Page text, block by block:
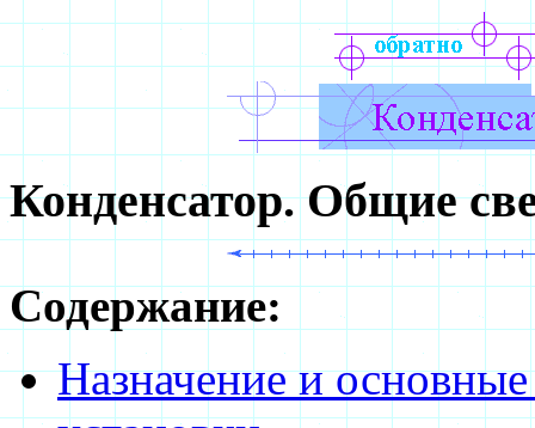
Конденсатор. Общие
Содержание:
Назначение и